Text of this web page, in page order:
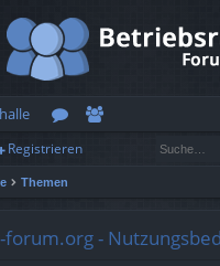
or
en
Registrieren
Themen
-